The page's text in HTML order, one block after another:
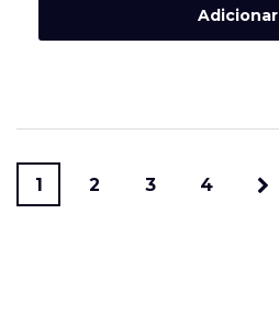
Adicionar
1 2 3 4